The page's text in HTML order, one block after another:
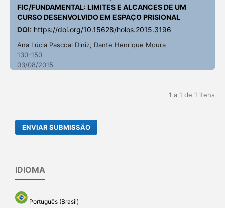
FIC/FUNDAMENTAL: LIMITES E ALCANCES DE UM
CURSO DESENVOLVIDO EM ESPAÇO PRISIONAL
DOI: https://doi.org/10.15628/holos.2015.3196
Ana Lúcia Pascoal Diniz, Dante Henrique Moura
130-150
03/08/2015
1 a 1 de 1 itens
ENVIAR SUBMISSÃO
IDIOMA
Português (Brasil)